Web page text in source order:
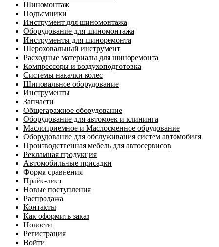
Шиномонтаж
Подъемники
Инструмент для шиномонтажа
Оборудование для шиномонтажа
Инструменты для шиноремонта
Шероховальный инструмент
Расходные материалы для шиноремонта
Компрессоры и воздухоподготовка
Системы накачки колес
Шиповальное оборудование
Инструменты
Запчасти
Общегаражное оборудование
Оборудование для автомоек и клининга
Маслоприемное и Маслосменное обрудование
Оборудование для обслуживания систем автомобиля
Производственная мебель для автосервисов
Рекламная продукция
Автомобильные присадки
Форма сравнения
Прайс-лист
Новые поступления
Распродажа
Контакты
Как оформить заказ
Новости
Регистрация
Войти